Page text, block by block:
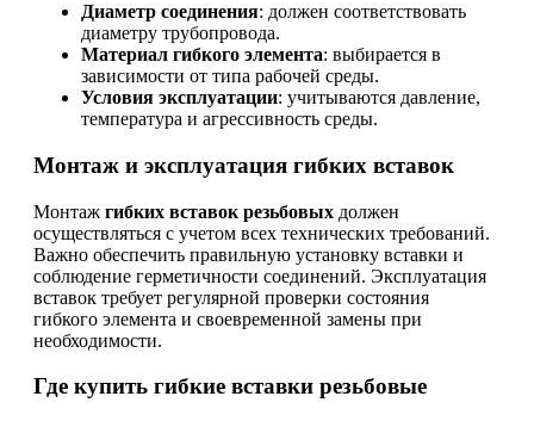
Диаметр соединения: должен соответствовать
диаметру трубопровода.
Материал гибкого элемента: выбирается в
зависимости от типа рабочей среды.
Условия эксплуатации: учитываются давление,
температура и агрессивность среды.
Монтаж и эксплуатация гибких вставок
Монтаж гибких вставок резьбовых должен
осуществляться с учетом всех технических требований.
Важно обеспечить правильную установку вставки и
соблюдение герметичности соединений. Эксплуатация
вставок требует регулярной проверки состояния
гибкого элемента и своевременной замены при
необходимости.
Где купить гибкие вставки резьбовые